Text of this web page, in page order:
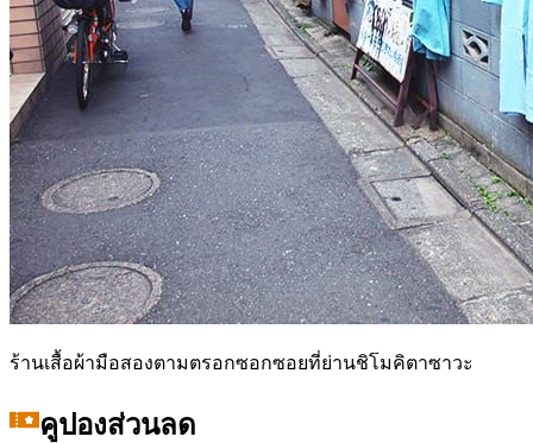
ร้านเสื้อผ้ามือสองตามตรอกซอกซอยที่ย่านชิโมคิตาซาวะ
คูปองส่วนลด